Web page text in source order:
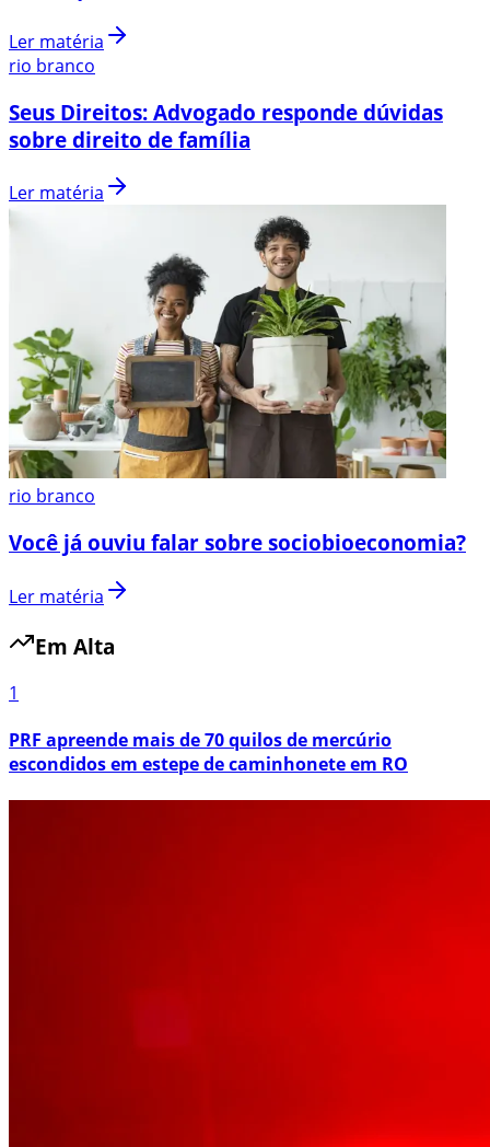
Ler matéria
rio branco
Seus Direitos: Advogado responde dúvidas
sobre direito de família
Ler matéria
rio branco
Você já ouviu falar sobre sociobioeconomia?
Ler matéria
Em Alta
1
PRF apreende mais de 70 quilos de mercúrio
escondidos em estepe de caminhonete em RO